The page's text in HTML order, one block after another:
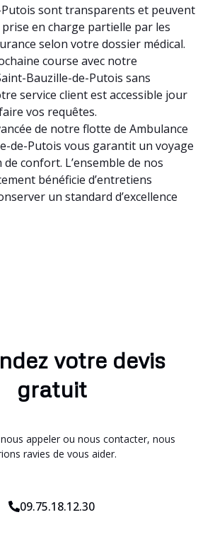
sont transparents et peuvent
prise en charge partielle par les
selon votre dossier médical.
course avec notre
Bauzille-de-Putois sans
service client est accessible jour
vos requêtes.
de notre flotte de Ambulance
de-Putois vous garantit un voyage
confort. L’ensemble de nos
bénéficie d’entretiens
un standard d’excellence
votre devis
gratuit
nous appeler ou nous contacter, nous
ravies de vous aider.
09.75.18.12.30